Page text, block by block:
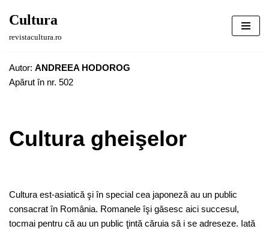
Sari
Cultura
revistacultura.ro
Autor: ANDREEA HODOROG
Apărut în nr. 502
Cultura gheişelor
Cultura est-asiatică şi în special cea japoneză au un public
consacrat în România. Romanele îşi găsesc aici succesul,
tocmai pentru că au un public ţintă căruia să i se adreseze. Iată